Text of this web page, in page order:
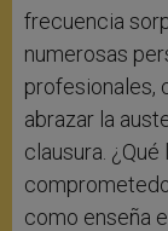
frecuencia
numerosas
profesionales,
abrazar la
clausura.
como enseña